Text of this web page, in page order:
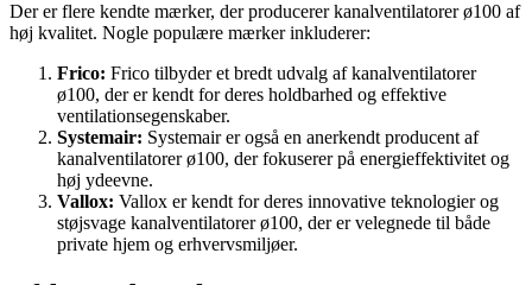
Der er flere kendte mærker, der producerer kanalventilatorer ø100 af
høj kvalitet. Nogle populære mærker inkluderer:
Frico: Frico tilbyder et bredt udvalg af kanalventilatorer
ø100, der er kendt for deres holdbarhed og effektive
ventilationsegenskaber.
Systemair: Systemair er også en anerkendt producent af
kanalventilatorer ø100, der fokuserer på energieffektivitet og
høj ydeevne.
Vallox: Vallox er kendt for deres innovative teknologier og
støjsvage kanalventilatorer ø100, der er velegnede til både
private hjem og erhvervsmiljøer.